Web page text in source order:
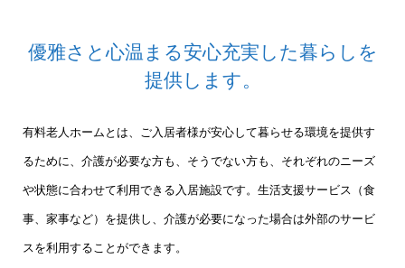
優雅さと⼼温まる安⼼充実した暮らしを
提供します。
有料老人ホームとは、ご入居者様が安心して暮らせる環境を提供す
るために、介護が必要な方も、そうでない方も、それぞれのニーズ
や状態に合わせて利用できる入居施設です。生活支援サービス（食
事、家事など）を提供し、介護が必要になった場合は外部のサービ
スを利用することができます。